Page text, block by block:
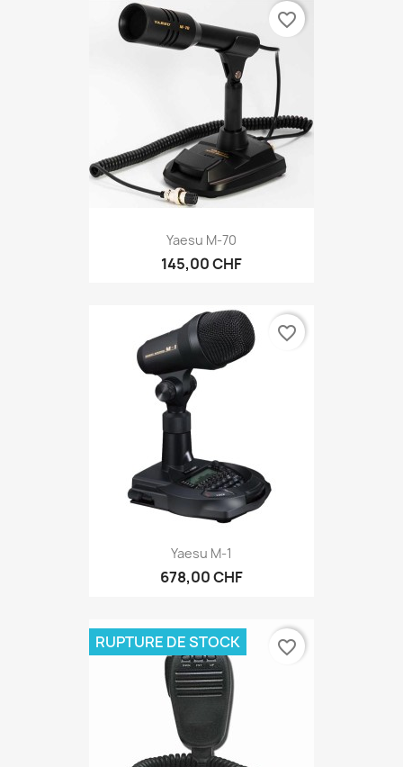
Yaesu M-70
145,00 CHF
favorite_border
Yaesu M-1
678,00 CHF
favorite_border
RUPTURE DE STOCK favorite_border